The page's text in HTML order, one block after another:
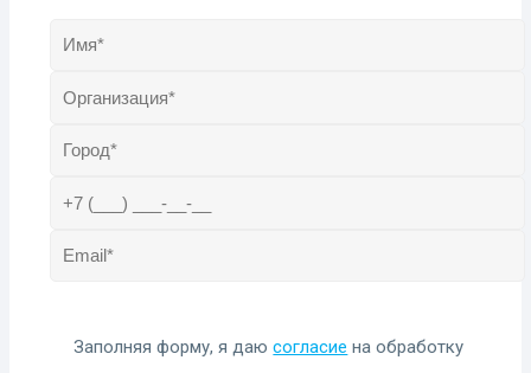
Заполняя форму, я даюсогласие на обработку